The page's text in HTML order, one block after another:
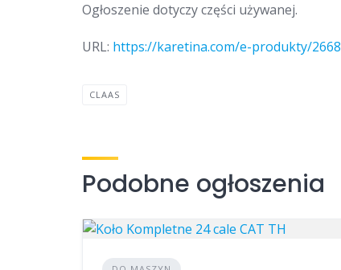
Ogłoszenie dotyczy części używanej.
URL: https://karetina.com/e-produkty/2668
CLAAS
Podobne ogłoszenia